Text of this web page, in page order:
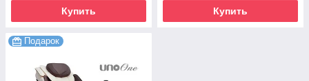
Купить Купить
Подарок